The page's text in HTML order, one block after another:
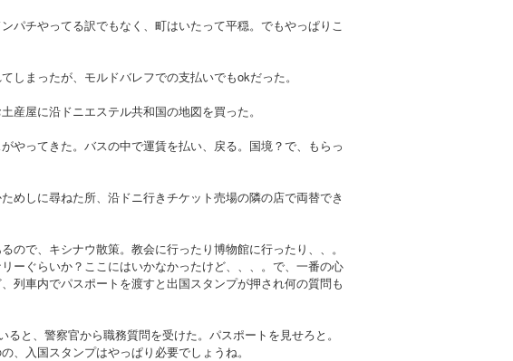
パチやってる訳でもなく、町はいたって平穏。でもやっぱりこ
しまったが、モルドバレフでの支払いでもokだった。
産屋に沿ドニエステル共和国の地図を買った。
やってきた。バスの中で運賃を払い、戻る。国境？で、もらっ
めしに尋ねた所、沿ドニ行きチケット売場の隣の店で両替でき
ので、キシナウ散策。教会に行ったり博物館に行ったり、、。
ーぐらいか？ここにはいかなかったけど、、、。で、一番の心
列車内でパスポートを渡すと出国スタンプが押され何の質問も
と、警察官から職務質問を受けた。パスポートを見せろと。
、入国スタンプはやっぱり必要でしょうね。